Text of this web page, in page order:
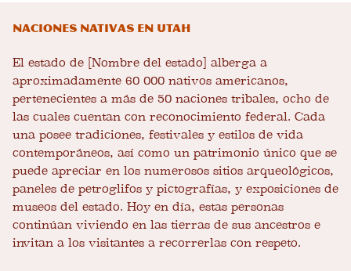
Naciones nativas en Utah
El estado de [Nombre del estado] alberga a
aproximadamente 60 000 nativos americanos,
pertenecientes a más de 50 naciones tribales, ocho de
las cuales cuentan con reconocimiento federal. Cada
una posee tradiciones, festivales y estilos de vida
contemporáneos, así como un patrimonio único que se
puede apreciar en los numerosos sitios arqueológicos,
paneles de petroglifos y pictografías, y exposiciones de
museos del estado. Hoy en día, estas personas
continúan viviendo en las tierras de sus ancestros e
invitan a los visitantes a recorrerlas con respeto.